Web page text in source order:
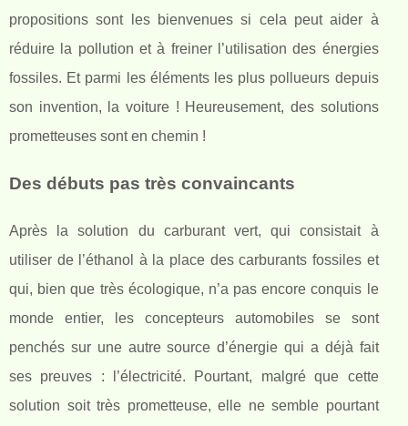
propositions sont les bienvenues si cela peut aider à
réduire la pollution et à freiner l’utilisation des énergies
fossiles. Et parmi les éléments les plus pollueurs depuis
son invention, la voiture ! Heureusement, des solutions
prometteuses sont en chemin !
Des débuts pas très convaincants
Après la solution du carburant vert, qui consistait à
utiliser de l’éthanol à la place des carburants fossiles et
qui, bien que très écologique, n’a pas encore conquis le
monde entier, les concepteurs automobiles se sont
penchés sur une autre source d’énergie qui a déjà fait
ses preuves : l’électricité. Pourtant, malgré que cette
solution soit très prometteuse, elle ne semble pourtant